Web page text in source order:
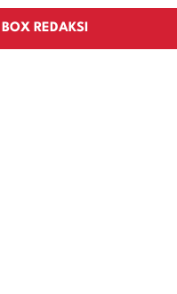
BOX REDAKSI